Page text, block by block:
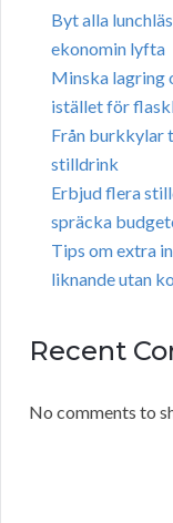
Byt alla
ekonomin lyfta
Minska lagring
istället för
Från burkkylar
stilldrink
Erbjud flera
spräcka
Tips om extra
liknande utan
Recent
No comments to